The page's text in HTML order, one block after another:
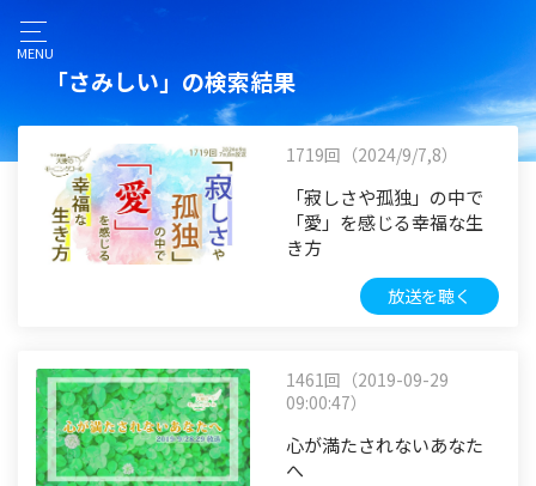
MENU
「さみしい」の検索結果
1719回（2024/9/7,8）
「寂しさや孤独」の中で
「愛」を感じる幸福な生
き方
放送を聴く
1461回（2019-09-29
09:00:47）
心が満たされないあなた
へ